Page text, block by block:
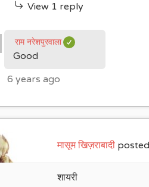
View 1 reply
राम नरेशपुरवाला
Good
6 years ago
मासूम खिज़राबादी
शायरी